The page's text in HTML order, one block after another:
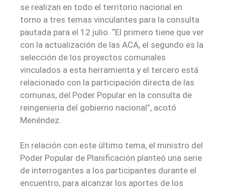
se realizan en todo el territorio nacional en
torno a tres temas vinculantes para la consulta
pautada para el 12 julio. “El primero tiene que ver
con la actualización de las ACA, el segundo es la
selección de los proyectos comunales
vinculados a esta herramienta y el tercero está
relacionado con la participación directa de las
comunas, del Poder Popular en la consulta de
reingeniería del gobierno nacional”, acotó
Menéndez.
En relación con este último tema, el ministro del
Poder Popular de Planificación planteó una serie
de interrogantes a los participantes durante el
encuentro, para alcanzar los aportes de los